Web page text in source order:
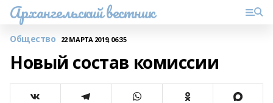
Архангельский вестник
Общество 22 МАРТА 2019, 06:35
Новый состав комиссии